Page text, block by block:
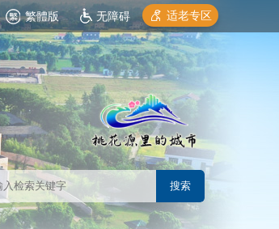
繁體版 无障碍 适老专区